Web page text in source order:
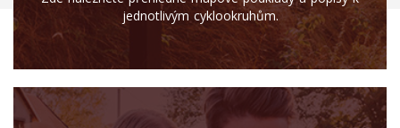
jednotlivým cyklookruhům.